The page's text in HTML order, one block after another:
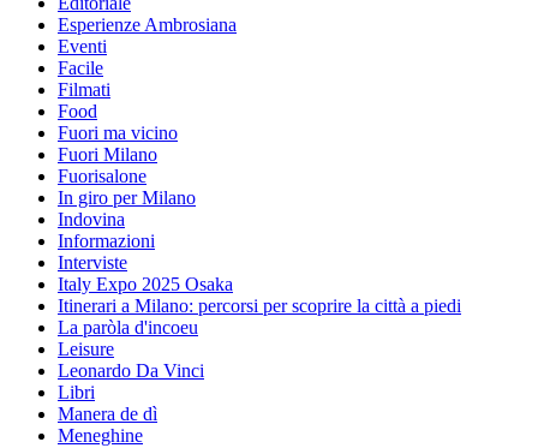
Esperienze Ambrosiana
Eventi
Facile
Filmati
Food
Fuori ma vicino
Fuori Milano
Fuorisalone
In giro per Milano
Indovina
Informazioni
Interviste
Italy Expo 2025 Osaka
Itinerari a Milano: percorsi per scoprire la città a piedi
La paròla d'incoeu
Leisure
Leonardo Da Vinci
Libri
Manera de dì
Meneghine